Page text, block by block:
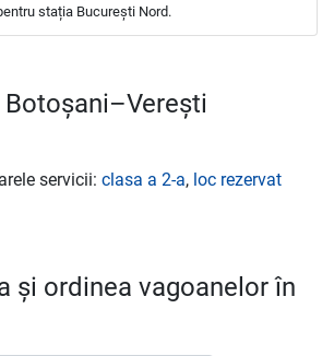
stația București Nord.
servicii: clasa a 2-a, loc rezervat
și ordinea vagoanelor în